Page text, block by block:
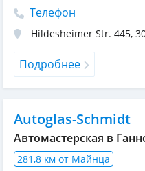
Телефон
Hildesheimer Str. 445,
Подробнее
Autoglas-Schmidt
Автомастерская в
281,8 км от Майнца